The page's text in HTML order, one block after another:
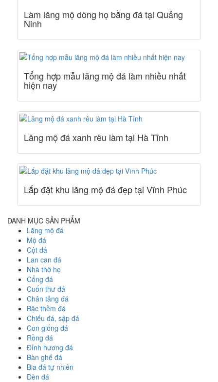
Làm lăng mộ dòng họ bằng đá tại Quảng
Ninh
Tổng hợp mẫu lăng mộ đá làm nhiều nhất
hiện nay
Lăng mộ đá xanh rêu làm tại Hà Tĩnh
Lắp đặt khu lăng mộ đá đẹp tại Vĩnh Phúc
DANH MỤC SẢN PHẨM
Lăng mộ đá
Mộ đá
Cột đá
Lan can đá
Nhà thờ họ
Cổng đá
Cuốn thư đá
Chân tảng đá
Bậc thềm đá
Chiếu đá, sập đá
Con giống đá
Rồng đá
Đỉnh hương đá
Bàn ghế đá
Bia đá tự nhiên
Đèn đá